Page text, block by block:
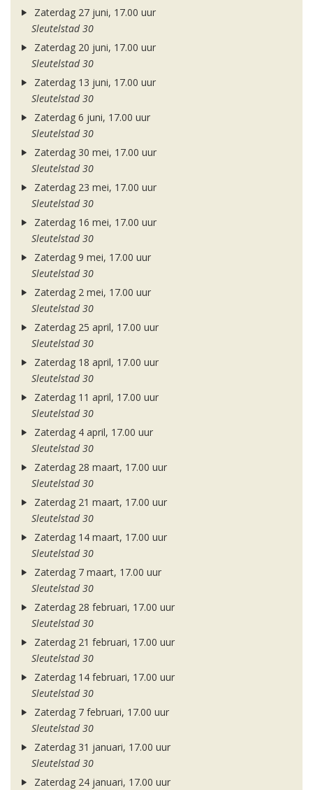
Zaterdag 27 juni, 17.00 uur
Sleutelstad 30
Zaterdag 20 juni, 17.00 uur
Sleutelstad 30
Zaterdag 13 juni, 17.00 uur
Sleutelstad 30
Zaterdag 6 juni, 17.00 uur
Sleutelstad 30
Zaterdag 30 mei, 17.00 uur
Sleutelstad 30
Zaterdag 23 mei, 17.00 uur
Sleutelstad 30
Zaterdag 16 mei, 17.00 uur
Sleutelstad 30
Zaterdag 9 mei, 17.00 uur
Sleutelstad 30
Zaterdag 2 mei, 17.00 uur
Sleutelstad 30
Zaterdag 25 april, 17.00 uur
Sleutelstad 30
Zaterdag 18 april, 17.00 uur
Sleutelstad 30
Zaterdag 11 april, 17.00 uur
Sleutelstad 30
Zaterdag 4 april, 17.00 uur
Sleutelstad 30
Zaterdag 28 maart, 17.00 uur
Sleutelstad 30
Zaterdag 21 maart, 17.00 uur
Sleutelstad 30
Zaterdag 14 maart, 17.00 uur
Sleutelstad 30
Zaterdag 7 maart, 17.00 uur
Sleutelstad 30
Zaterdag 28 februari, 17.00 uur
Sleutelstad 30
Zaterdag 21 februari, 17.00 uur
Sleutelstad 30
Zaterdag 14 februari, 17.00 uur
Sleutelstad 30
Zaterdag 7 februari, 17.00 uur
Sleutelstad 30
Zaterdag 31 januari, 17.00 uur
Sleutelstad 30
Zaterdag 24 januari, 17.00 uur